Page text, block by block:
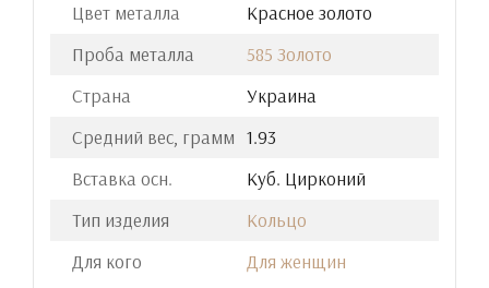
Цвет металла
Красное золото
Проба металла
585 Золото
Страна
Украина
Средний вес, грамм 1.93
Вставка осн.
Куб. Цирконий
Тип изделия
Кольцо
Для кого
Для женщин